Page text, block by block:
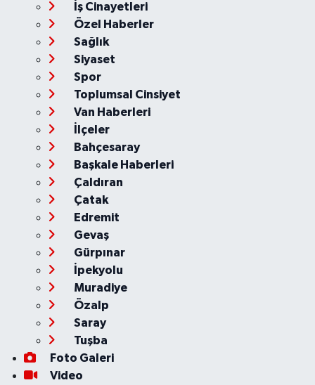
İş Cinayetleri
Özel Haberler
Sağlık
Siyaset
Spor
Toplumsal Cinsiyet
Van Haberleri
İlçeler
Bahçesaray
Başkale Haberleri
Çaldıran
Çatak
Edremit
Gevaş
Gürpınar
İpekyolu
Muradiye
Özalp
Saray
Tuşba
Foto Galeri
Video